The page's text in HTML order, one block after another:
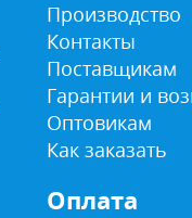
Производство
Контакты
Поставщикам
Гарантии и
Оптовикам
Как заказать
Оплата